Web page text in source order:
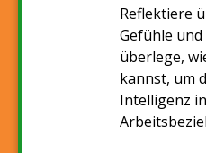
Reflektiere
Gefühle
überlege,
kannst, um
Intelligenz